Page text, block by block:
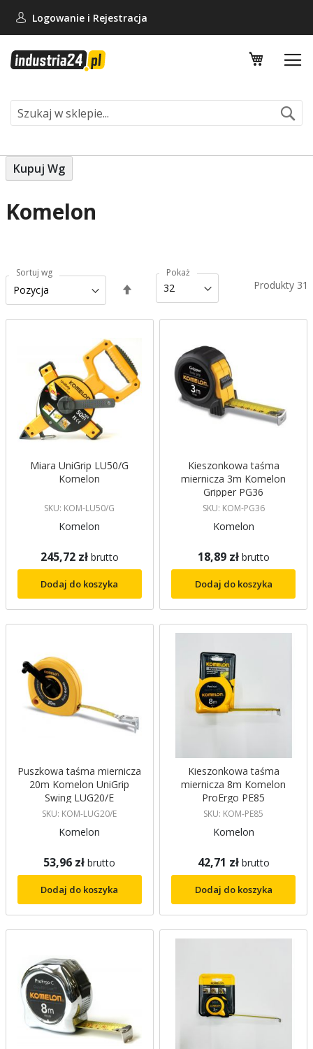
Logowanie i Rejestracja
Mój
Komelon
Produkty 31
Sortuj wg
kierunek
malejący
Pokaż
Miara UniGrip LU50/G
Komelon
SKU: KOM-LU50/G
Komelon
245,72 zł brutto
Dodaj do koszyka
Kieszonkowa taśma
miernicza 3m Komelon
Gripper PG36
SKU: KOM-PG36
Komelon
18,89 zł brutto
Dodaj do koszyka
Puszkowa taśma miernicza
20m Komelon UniGrip
Swing LUG20/E
SKU: KOM-LUG20/E
Komelon
53,96 zł brutto
Dodaj do koszyka
Kieszonkowa taśma
miernicza 8m Komelon
ProErgo PE85
SKU: KOM-PE85
Komelon
42,71 zł brutto
Dodaj do koszyka
Kupuj Wg